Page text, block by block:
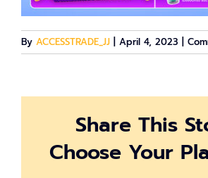
By ACCESSTRADE_JJ April 4, 2023
Share This
Choose Your